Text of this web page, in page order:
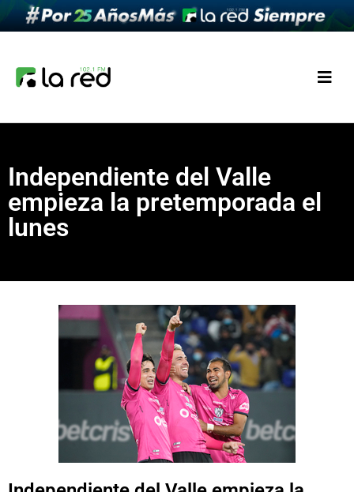
Independiente del Valle
empieza la pretemporada el
lunes